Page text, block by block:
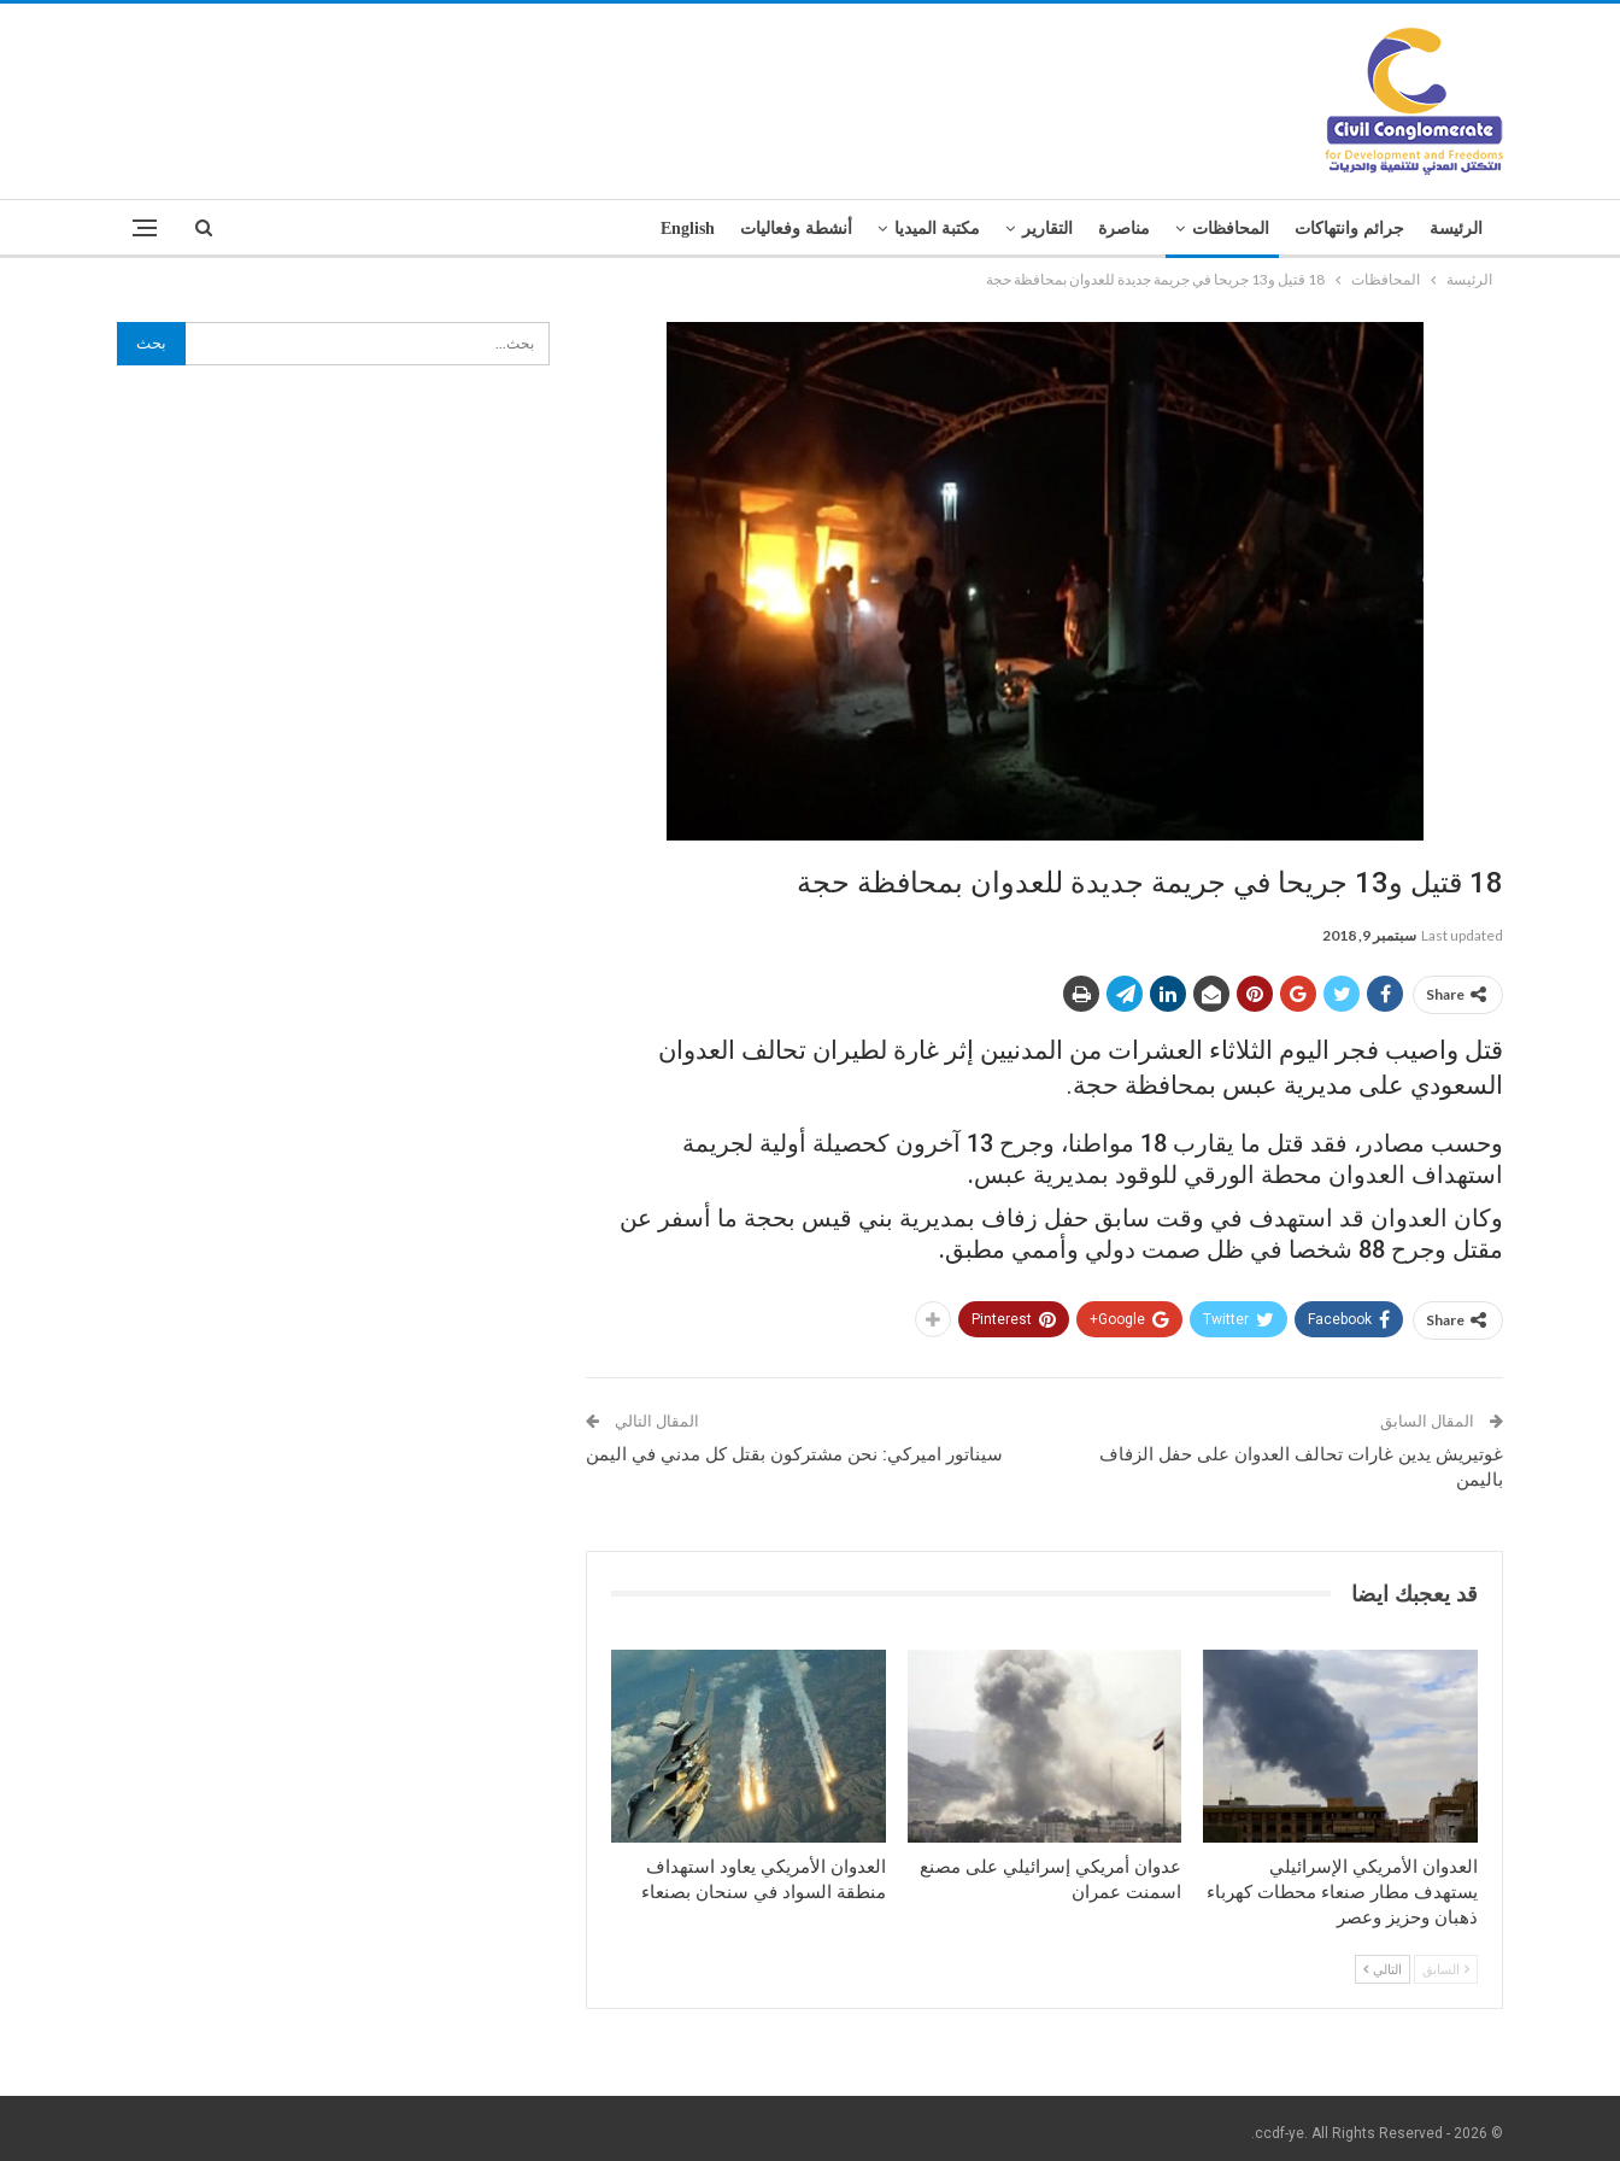
الرئيسة جرائم وانتهاكات المحافظات مناصرة التقارير مكتبة الميديا أنشطة وفعاليات English
الرئيسة المحافظات 18 قتيل و13 جريحا في جريمة جديدة للعدوان بمحافظة حجة
18 قتيل و13 جريحا في جريمة جديدة للعدوان بمحافظة حجة
Last updated سبتمبر 9, 2018
Share
قتل واصيب فجر اليوم الثلاثاء العشرات من المدنيين إثر غارة لطيران تحالف العدوان
السعودي على مديرية عبس بمحافظة حجة.
وحسب مصادر، فقد قتل ما يقارب 18 مواطنا، وجرح 13 آخرون كحصيلة أولية لجريمة
استهداف العدوان محطة الورقي للوقود بمديرية عبس.
وكان العدوان قد استهدف في وقت سابق حفل زفاف بمديرية بني قيس بحجة ما أسفر عن
مقتل وجرح 88 شخصا في ظل صمت دولي وأممي مطبق.
Share
Facebook
Twitter
Google+
Pinterest
المقال السابق
غوتيريش يدين غارات تحالف العدوان على حفل الزفاف
باليمن
المقال التالي
سيناتور اميركي: نحن مشتركون بقتل كل مدني في اليمن
قد يعجبك ايضا
العدوان الأمريكي الإسرائيلي
يستهدف مطار صنعاء محطات كهرباء
ذهبان وحزيز وعصر
عدوان أمريكي إسرائيلي على مصنع
اسمنت عمران
العدوان الأمريكي يعاود استهداف
منطقة السواد في سنحان بصنعاء
السابق التالي
© 2026 - ccdf-ye. All Rights Reserved.